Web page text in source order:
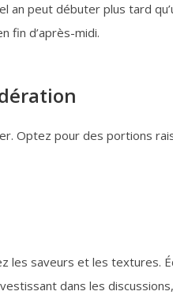
an peut débuter plus tard
fin d’après-midi.
Optez pour des portions
les saveurs et les textures.
dans les